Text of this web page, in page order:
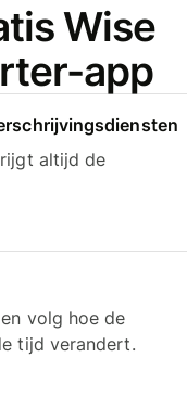
Wise
app
altijd de
volg hoe de
tijd verandert.